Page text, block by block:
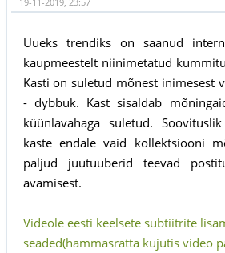
Uueks trendiks on saanud
kaupmeestelt niinimetatud
Kasti on suletud mõnest inimesest
- dybbuk. Kast sisaldab
küünlavahaga suletud.
kaste endale vaid kollektsiooni
paljud juutuuberid teevad
avamisest.
Videole eesti keelsete subtiitrite
seaded(hammasratta kujutis video